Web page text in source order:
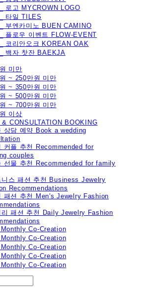
로고 MYCROWN LOGO
타일 TILES
부엔카미노 BUEN CAMINO
플로우 이벤트 FLOW-EVENT
코리안오크 KOREAN OAK
백자 찻잔 BAEKJA
미만
~ 250만원 미만
~ 350만원 미만
~ 500만원 미만
~ 700만원 미만
이상
& CONSULTATION BOOKING
상담 예약 Book a wedding
커플 추천 Recommended for
couples
선물 추천 Recommended for family
니스 패션 추천 Business Jewelry
Recommendations
패션 추천 Men's Jewelry Fashion
리 패션 추천 Daily Jewelry Fashion
Co-Creation
Co-Creation
Co-Creation
Co-Creation
Co-Creation